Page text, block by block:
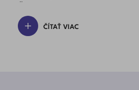
ČÍTAŤ VIAC